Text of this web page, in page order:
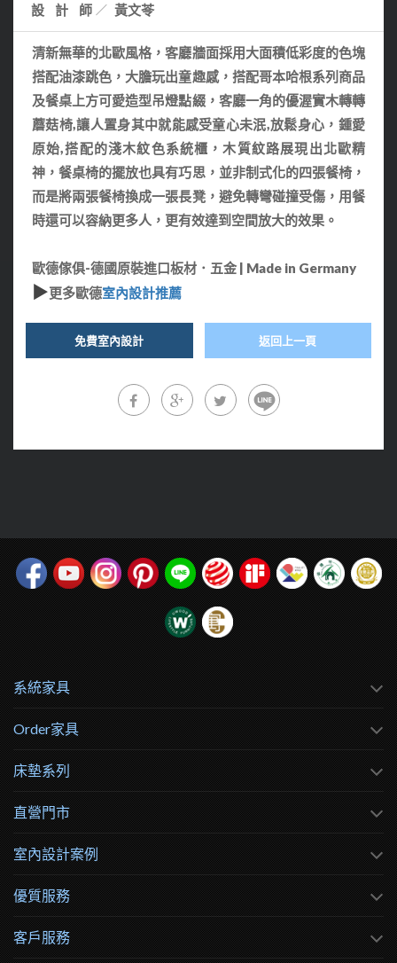
設計師 黃文苓
清新無華的北歐風格，客廳牆面採用大面積低彩度的色塊
搭配油漆跳色，大膽玩出童趣感，搭配哥本哈根系列商品
及餐桌上方可愛造型吊燈點綴，客廳一角的優渥實木轉轉
蘑菇椅,讓人置身其中就能感受童心未泯,放鬆身心，鍾愛
原始,搭配的淺木紋色系統櫃，木質紋路展現出北歐精
神，餐桌椅的擺放也具有巧思，並非制式化的四張餐椅，
而是將兩張餐椅換成一張長凳，避免轉彎碰撞受傷，用餐
時還可以容納更多人，更有效達到空間放大的效果。
歐德傢俱-德國原裝進口板材．五金 | Made in Germany
▶更多歐德室內設計推薦
免費室內設計 返回上一頁
系統家具
Order家具
床墊系列
直營門市
室內設計案例
優質服務
客戶服務